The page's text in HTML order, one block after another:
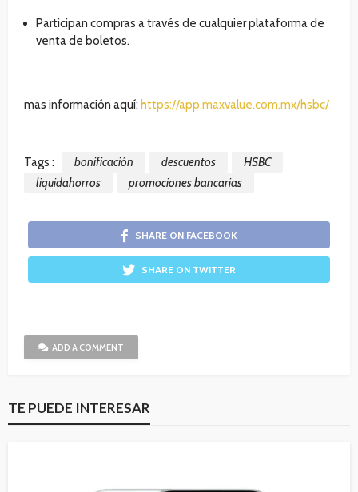
Participan compras a través de cualquier plataforma de
venta de boletos.
mas información aquí: https://app.maxvalue.com.mx/hsbc/
Tags : bonificación descuentos
HSBC
liquidahorros
promociones bancarias
SHARE ON FACEBOOK
SHARE ON TWITTER
ADD A COMMENT
TE PUEDE INTERESAR